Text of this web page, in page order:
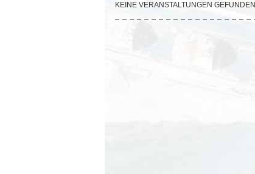
KEINE VERANSTALTUNGEN GEFUNDEN